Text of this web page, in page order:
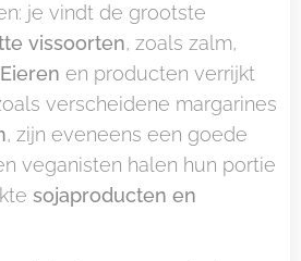
je vindt de grootste
vissoorten, zoals zalm,
Eieren en producten verrijkt
verscheidene margarines
, zijn eveneens een goede
veganisten halen hun portie
sojaproducten en